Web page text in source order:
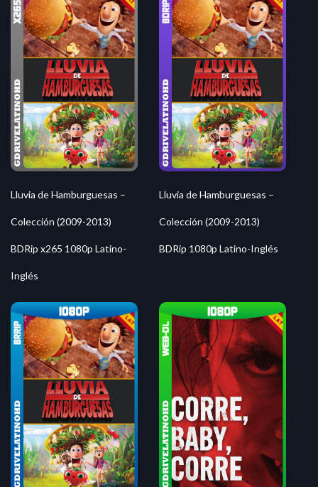
Lluvia de Hamburguesas –
Colección (2009-2013)
BDRip x265 1080p Latino-
Inglés
Lluvia de Hamburguesas –
Colección (2009-2013)
BDRip 1080p Latino-Inglés